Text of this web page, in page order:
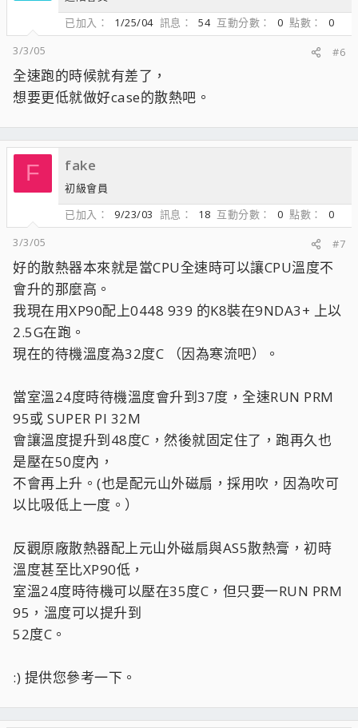
已加入
1/25/04 訊息 54 互動分數 0 點數
0
3/3/05
#6
全速跑的時候就有差了，
想要更低就做好case的散熱吧。
F fake
初級會員
已加入
9/23/03 訊息 18 互動分數 0 點數
0
3/3/05
#7
好的散熱器本來就是當CPU全速時可以讓CPU溫度不
會升的那麼高。
我現在用XP90配上0448 939 的K8裝在9NDA3+ 上以
2.5G在跑。
現在的待機溫度為32度C （因為寒流吧）。
當室溫24度時待機溫度會升到37度，全速RUN PRM
95或 SUPER PI 32M
會讓溫度提升到48度C，然後就固定住了，跑再久也
是壓在50度內，
不會再上升。(也是配元山外磁扇，採用吹，因為吹可
以比吸低上一度。）
反觀原廠散熱器配上元山外磁扇與AS5散熱膏，初時
溫度甚至比XP90低，
室溫24度時待機可以壓在35度C，但只要一RUN PRM
95，溫度可以提升到
52度C。
:) 提供您參考一下。